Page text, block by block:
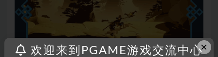
×
欢迎来到PGAME游戏交流中心